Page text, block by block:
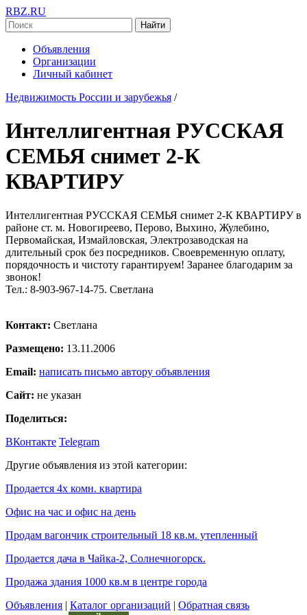
RBZ.RU
Найти
Объявления
Организации
Личный кабинет
Недвижимость России и зарубежья /
Интеллигентная РУССКАЯ
СЕМЬЯ снимет 2-К
КВАРТИРУ
Интеллигентная РУССКАЯ СЕМЬЯ снимет 2-К КВАРТИРУ в
районе ст. м. Новогиреево, Перово, Выхино, Жулебино,
Первомайская, Измайловская, Электрозаводская на
длительный срок без посредников. Своевременную оплату,
порядочность и чистоту гарантируем! Заранее благодарим за
звонок!
Тел.: 8-903-967-14-75. Светлана
Контакт: Светлана
Размещено: 13.11.2006
Email: написать письмо автору объявления
Сайт: не указан
Поделиться:
ВКонтакте Telegram
Другие объявления из этой категории:
Продается 4х комн. квартира
Офис на час и офис на день
Продам вагончик строительный 18 кв.м. утепленный
Продается дача в Чайка-2, Солнечногорск.
Продажа здания 1000 кв.м в центре города
Объявления | Каталог организаций | Обратная связь